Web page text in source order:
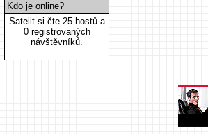
Kdo je online?
Satelit si čte 25 hostů a
0 registrovaných
návštěvníků.